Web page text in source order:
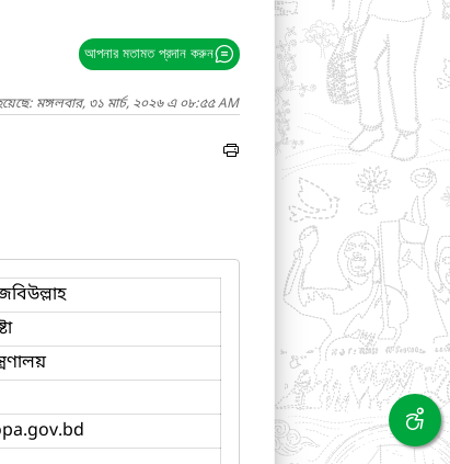
আপনার মতামত প্রদান করুন
মঙ্গলবার, ৩১ মার্চ, ২০২৬ এ ০৮:৫৫ AM